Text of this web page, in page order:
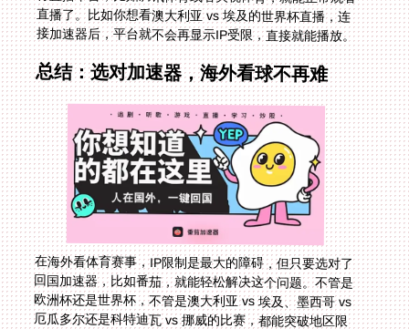
接加速器后，平台就不会再显示IP受限，直接就能播放。
总结：选对加速器，海外看球不再难
在海外看体育赛事，IP限制是最大的障碍，但只要选对了
回国加速器，比如番茄，就能轻松解决这个问题。不管是
欧洲杯还是世界杯，不管是澳大利亚 vs 埃及、墨西哥 vs
厄瓜多尔还是科特迪瓦 vs 挪威的比赛，都能突破地区限